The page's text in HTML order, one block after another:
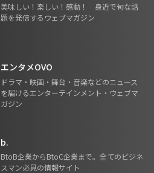
美味しい！楽しい！感動！ 身近で旬な話
題を発信するウェブマガジン
エンタメOVO
ドラマ・映画・舞台・音楽などのニュース
を届けるエンターテインメント・ウェブマ
ガジン
b.
BtoB企業からBtoC企業まで。全てのビジネ
スマン必見の情報サイト